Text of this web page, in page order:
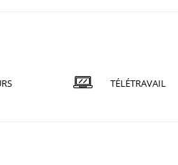
TÉLÉTRAVAIL